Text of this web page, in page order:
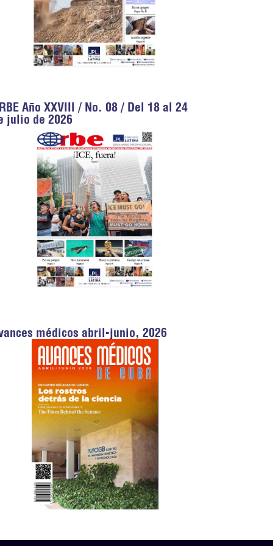
Año XXVIII / No. 08 / Del 18 al 24
julio de 2026
médicos abril-junio, 2026